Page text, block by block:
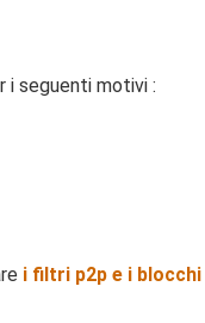
i seguenti motivi :
i filtri p2p e i blocchi